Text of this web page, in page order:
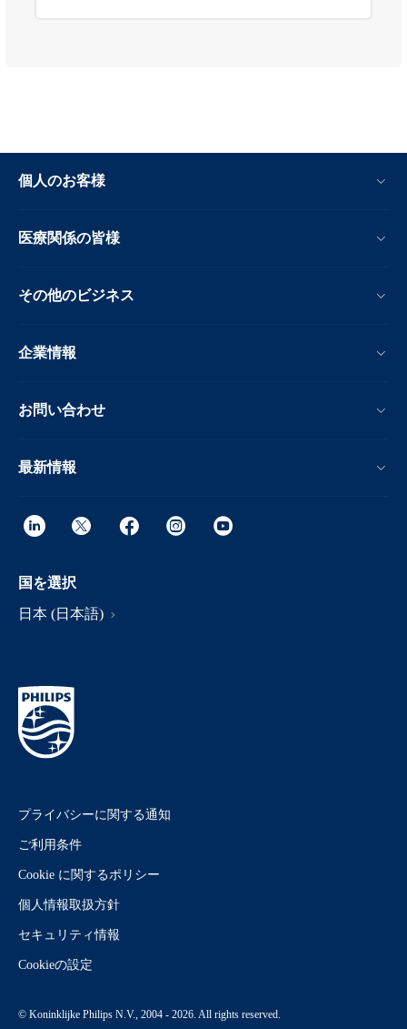
個人のお客様
医療関係の皆様
その他のビジネス
企業情報
お問い合わせ
最新情報
国を選択
日本 (日本語)
プライバシーに関する通知
ご利用条件
Cookie に関するポリシー
個人情報取扱方針
セキュリティ情報
Cookieの設定
© Koninklijke Philips N.V., 2004 - 2026. All rights reserved.